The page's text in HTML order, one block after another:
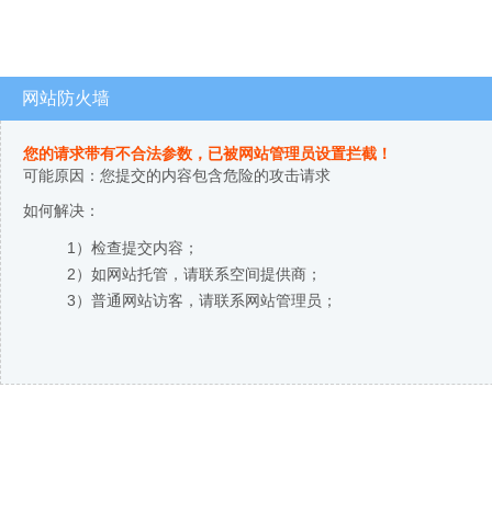
网站防火墙
您的请求带有不合法参数，已被网站管理员设置拦截！
可能原因：您提交的内容包含危险的攻击请求
如何解决：
1）检查提交内容；
2）如网站托管，请联系空间提供商；
3）普通网站访客，请联系网站管理员；